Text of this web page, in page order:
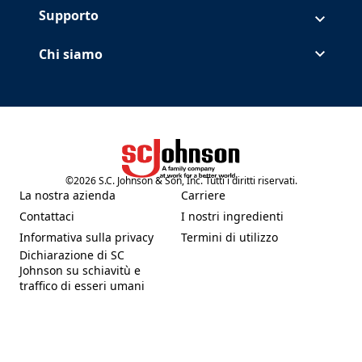
Supporto
Chi siamo
(Opens in a new tab)
©2026S.C. Johnson & Son, Inc. Tutti i diritti riservati.
La nostra azienda
(Opens in a new tab)
Contattaci
(Opens in a new tab)
Informativa sulla privacy
(Opens in a new tab)
Dichiarazione di SC
Johnson su schiavitù e
traffico di esseri umani
(Opens in a new tab)
Carriere
(Opens in a new tab)
I nostri ingredienti
(Opens in a new tab)
Termini di utilizzo
(Opens in a new tab)